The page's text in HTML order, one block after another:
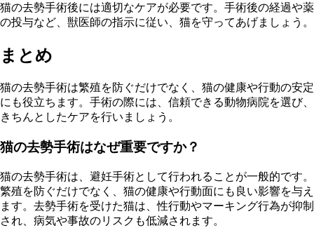
猫の去勢手術後には適切なケアが必要です。手術後の経過や薬
の投与など、獣医師の指示に従い、猫を守ってあげましょう。
まとめ
猫の去勢手術は繁殖を防ぐだけでなく、猫の健康や行動の安定
にも役立ちます。手術の際には、信頼できる動物病院を選び、
きちんとしたケアを行いましょう。
猫の去勢手術はなぜ重要ですか？
猫の去勢手術は、避妊手術として行われることが一般的です。
繁殖を防ぐだけでなく、猫の健康や行動面にも良い影響を与え
ます。去勢手術を受けた猫は、性行動やマーキング行為が抑制
され、病気や事故のリスクも低減されます。